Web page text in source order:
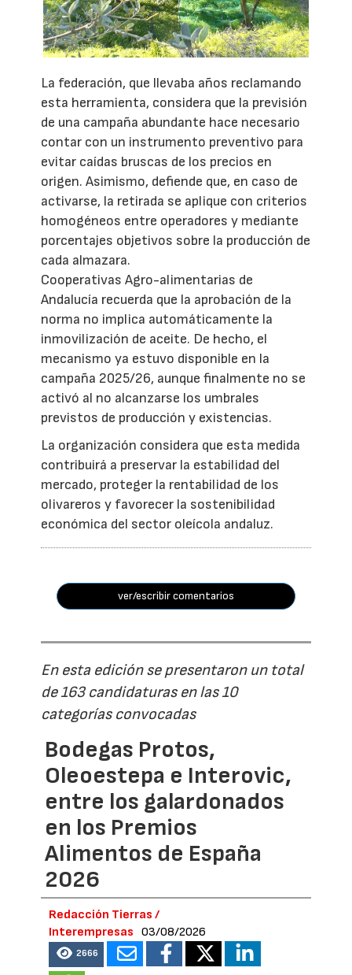
La federación, que llevaba años reclamando
esta herramienta, considera que la previsión
de una campaña abundante hace necesario
contar con un instrumento preventivo para
evitar caídas bruscas de los precios en
origen. Asimismo, defiende que, en caso de
activarse, la retirada se aplique con criterios
homogéneos entre operadores y mediante
porcentajes objetivos sobre la producción de
cada almazara.
Cooperativas Agro-alimentarias de
Andalucía recuerda que la aprobación de la
norma no implica automáticamente la
inmovilización de aceite. De hecho, el
mecanismo ya estuvo disponible en la
campaña 2025/26, aunque finalmente no se
activó al no alcanzarse los umbrales
previstos de producción y existencias.
La organización considera que esta medida
contribuirá a preservar la estabilidad del
mercado, proteger la rentabilidad de los
olivareros y favorecer la sostenibilidad
económica del sector oleícola andaluz.
ver/escribir comentarios
En esta edición se presentaron un total
de 163 candidaturas en las 10
categorías convocadas
Bodegas Protos,
Oleoestepa e Interovic,
entre los galardonados
en los Premios
Alimentos de España
2026
Redacción Tierras /
Interempresas
03/08/2026
2666